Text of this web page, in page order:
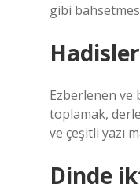
gibi
Ezberlenen ve
toplamak,
ve çeşitli yazı
Dinde